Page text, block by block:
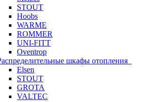
STOUT
Hoobs
WARME
ROMMER
UNI-FITT
Oventrop
шкафы отопления
Elsen
STOUT
GROTA
VALTEC